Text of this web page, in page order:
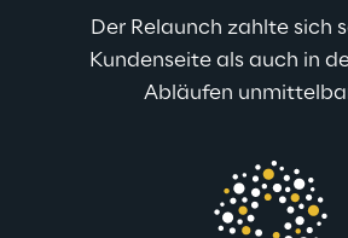
Der Relaunch zahlte sich
Kundenseite als auch in
Abläufen